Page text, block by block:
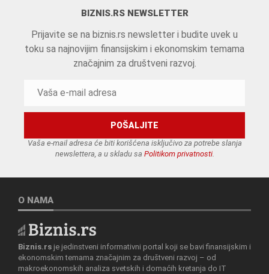
BIZNIS.RS NEWSLETTER
Prijavite se na biznis.rs newsletter i budite uvek u
toku sa najnovijim finansijskim i ekonomskim temama
značajnim za društveni razvoj.
Vaša e-mail adresa će biti korišćena isključivo za potrebe slanja
newslettera, a u skladu sa Politikom privatnosti.
O NAMA
Biznis.rs je jedinstveni informativni portal koji se bavi finansijskim i
ekonomskim temama značajnim za društveni razvoj – od
makroekonomskih analiza svetskih i domaćih kretanja do IT